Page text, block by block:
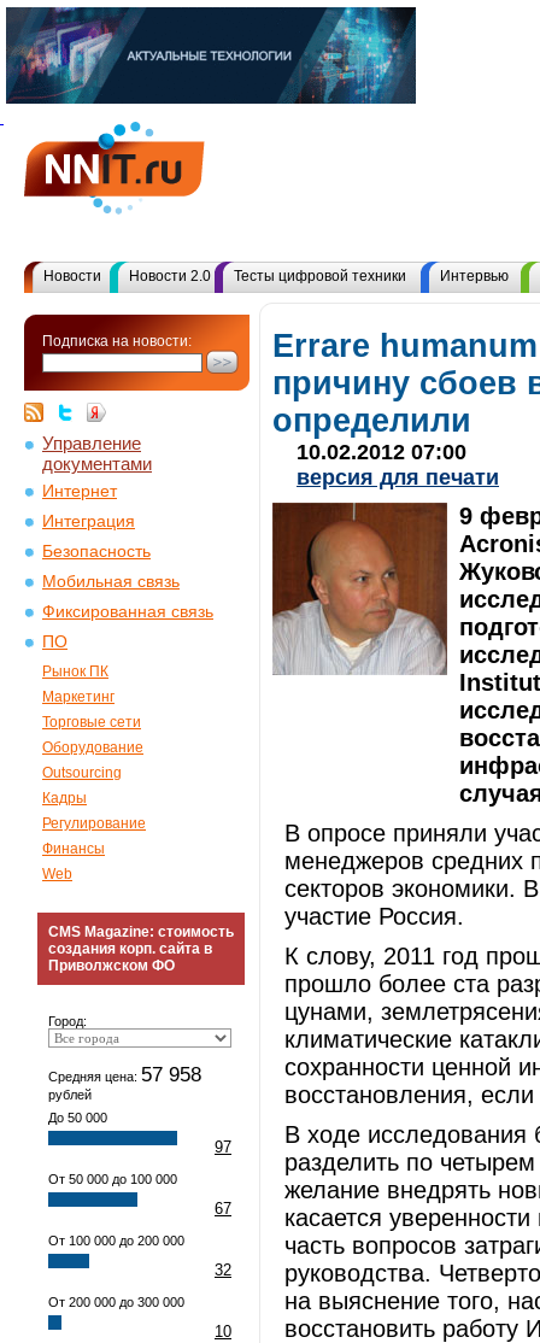
Новости Новости 2.0 Тесты цифровой техники Интервью
Подписка на новости:
Управление
документами
Интернет
Интеграция
Безопасность
Мобильная связь
Фиксированная связь
ПО
Рынок ПК
Маркетинг
Торговые сети
Оборудование
Outsourcing
Кадры
Регулирование
Финансы
Web
CMS Magazine: стоимость
создания корп. сайта в
Приволжском ФО
Город:
Средняя цена: 57 958
рублей
До 50 000
97
От 50 000 до 100 000
67
От 100 000 до 200 000
32
От 200 000 до 300 000
10
Errare
причину сбоев
определили
10.02.2012 07:00
версия для печати
9
В опросе приняли
менеджеров средних
секторов экономики.
участие Россия.
К слову, 2011 год
прошло более ста
цунами,
климатические
сохранности ценной
восстановления,
В ходе исследования
разделить по
желание внедрять
касается
часть вопросов
руководства.
на выяснение того,
восстановить работу